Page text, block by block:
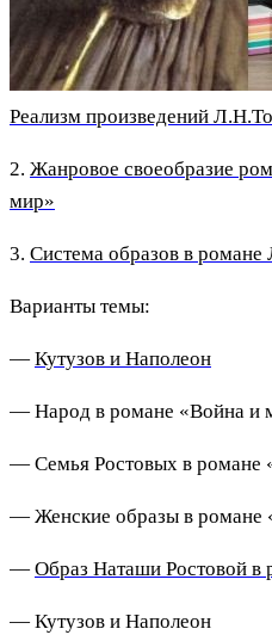
Реализм произведений
2. Жанровое своеобразие
мир»
3. Система образов в
Варианты темы:
— Кутузов и Наполеон
— Народ в романе «Война и
— Семья Ростовых в романе
— Женские образы в романе
— Образ Наташи Ростовой в
— Кутузов и Наполеон